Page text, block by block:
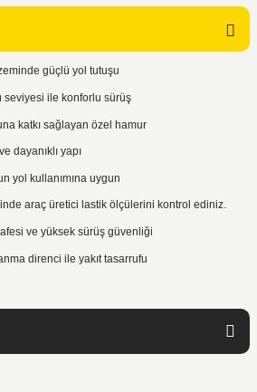
güçlü yol tutuşu
seviyesi ile konforlu sürüş
katkı sağlayan özel hamur
dayanıklı yapı
yol kullanımına uygun
araç üretici lastik ölçülerini kontrol ediniz.
ve yüksek sürüş güvenliği
direnci ile yakıt tasarrufu